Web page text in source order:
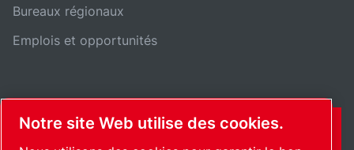
Bureaux régionaux
Emplois et opportunités
CONTACT
Notre site Web utilise des cookies.